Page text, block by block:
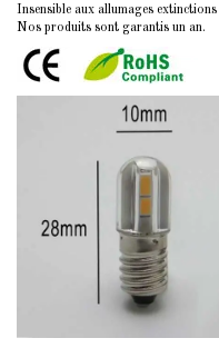
Insensible aux allumages
Nos produits sont garantis un an.